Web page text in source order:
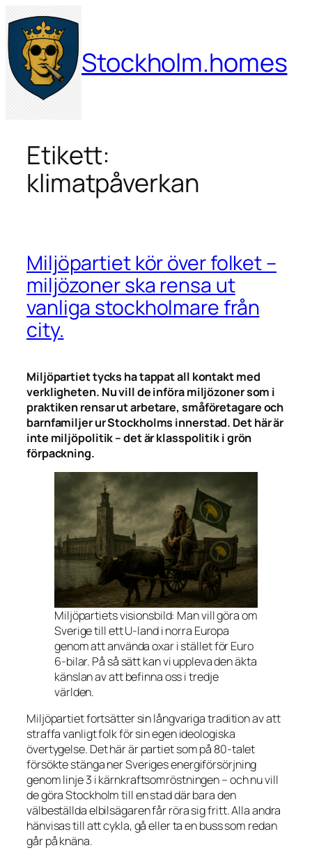
Hoppa
till
innehåll
Stockholm.homes
Etikett:
klimatpåverkan
Miljöpartiet kör över folket –
miljözoner ska rensa ut
vanliga stockholmare från
city.
Miljöpartiet tycks ha tappat all kontakt med
verkligheten. Nu vill de införa miljözoner som i
praktiken rensar ut arbetare, småföretagare och
barnfamiljer ur Stockholms innerstad. Det här är
inte miljöpolitik – det är klasspolitik i grön
förpackning.
Miljöpartiets visionsbild: Man vill göra om
Sverige till ett U-land i norra Europa
genom att använda oxar i stället för Euro
6-bilar. På så sätt kan vi uppleva den äkta
känslan av att befinna oss i tredje
världen.
Miljöpartiet fortsätter sin långvariga tradition av att
straffa vanligt folk för sin egen ideologiska
övertygelse. Det här är partiet som på 80-talet
försökte stänga ner Sveriges energiförsörjning
genom linje 3 i kärnkraftsomröstningen – och nu vill
de göra Stockholm till en stad där bara den
välbeställda elbilsägaren får röra sig fritt. Alla andra
hänvisas till att cykla, gå eller ta en buss som redan
går på knäna.